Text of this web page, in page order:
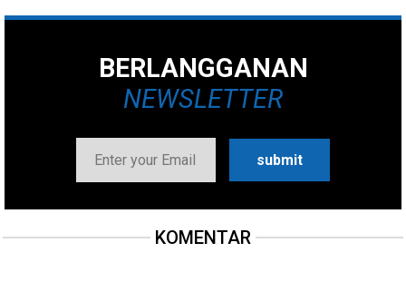
BERLANGGANAN
NEWSLETTER
KOMENTAR